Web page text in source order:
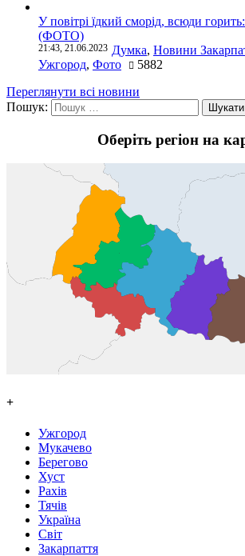
У повітрі їдкий сморід, всюди
(ФОТО)
21:43, 21.06.2023 Думка, Новини
Ужгород, Фото
5882
Переглянути всі новини
Пошук:
Оберіть регіон на
+
Ужгород
Мукачево
Берегово
Хуст
Рахів
Тячів
Україна
Світ
Закарпаття